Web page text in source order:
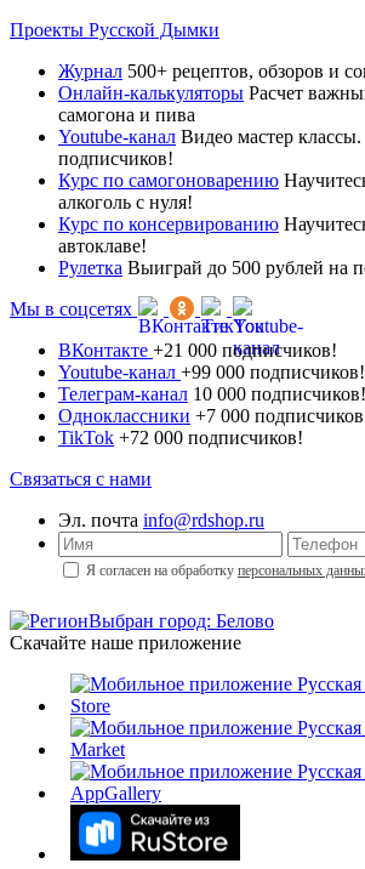
Проекты Русской Дымки
Журнал 500+ рецептов, обзоров и
Онлайн-калькуляторы Расчет
самогона и пива
Youtube-канал Видео мастер
подписчиков!
Курс по самогоноварению
алкоголь с нуля!
Курс по консервированию
автоклаве!
Рулетка Выиграй до 500 рублей на
Мы в соцсетях
ВКонтакте +21 000 подписчиков!
Youtube-канал +99 000 подписчиков!
Телеграм-канал 10 000 подписчиков!
Одноклассники +7 000
TikTok +72 000 подписчиков!
Связаться с нами
Эл. почта info@rdshop.ru
Я согласен на обработку персональных
Выбран город: Белово
Скачайте наше приложение